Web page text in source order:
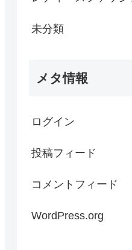
未分類
メタ情報
ログイン
投稿フィード
コメントフィード
WordPress.org